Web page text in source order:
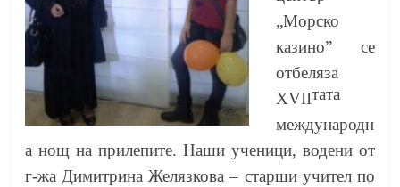
„Морско
казино” се
отбеляза
XVIIтата
международн
а нощ на прилепите. Наши ученици, водени от
г-жа Димитрина Желязкова – старши учител по